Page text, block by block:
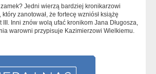
zamek? Jedni wierzą bardziej kronikarzowi
zanotował, że fortecę wzniósł książę
Inni znów wolą ufać kronikom Jana Długosza,
warowni przypisuje Kazimierzowi Wielkiemu.